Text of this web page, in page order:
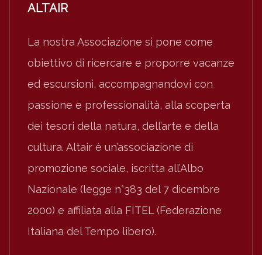
ALTAIR
La nostra Associazione si pone come
obiettivo di ricercare e proporre vacanze
ed escursioni, accompagnandovi con
passione e professionalità, alla scoperta
dei tesori della natura, dell’arte e della
cultura. Altair è un’associazione di
promozione sociale, iscritta all’Albo
Nazionale (legge n°383 del 7 dicembre
2000) e affiliata alla FITEL (Federazione
Italiana del Tempo libero).